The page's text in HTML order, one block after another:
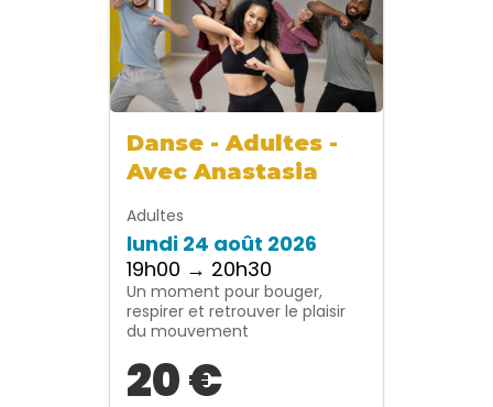
Danse - Adultes -
Avec Anastasia
Adultes
lundi 24 août 2026
19h00 → 20h30
Un moment pour bouger,
respirer et retrouver le plaisir
du mouvement
20 €